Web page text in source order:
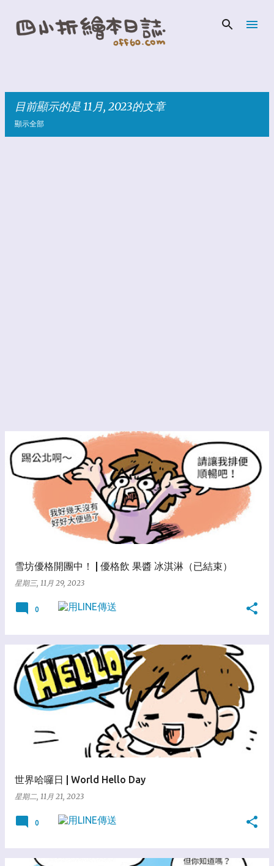
跳到主要內容
目前顯示的是 11月, 2023的文章
顯示全部
雪坊優格開團中！ | 優格飲 果醬 冰淇淋（已結束）
星期三, 11月 29, 2023
0
世界哈囉日 | World Hello Day
星期二, 11月 21, 2023
0